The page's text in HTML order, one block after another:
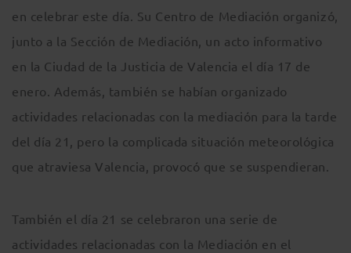
en celebrar este día. Su Centro de Mediación organizó,
junto a la Sección de Mediación, un acto informativo
en la Ciudad de la Justicia de Valencia el día 17 de
enero. Además, también se habían organizado
actividades relacionadas con la mediación para la tarde
del día 21, pero la complicada situación meteorológica
que atraviesa Valencia, provocó que se suspendieran.
También el día 21 se celebraron una serie de
actividades relacionadas con la Mediación en el